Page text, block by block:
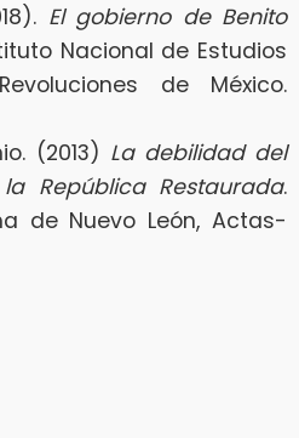
El gobierno de Benito
Nacional de Estudios
de México.
(2013) La debilidad del
República Restaurada.
de Nuevo León, Actas-